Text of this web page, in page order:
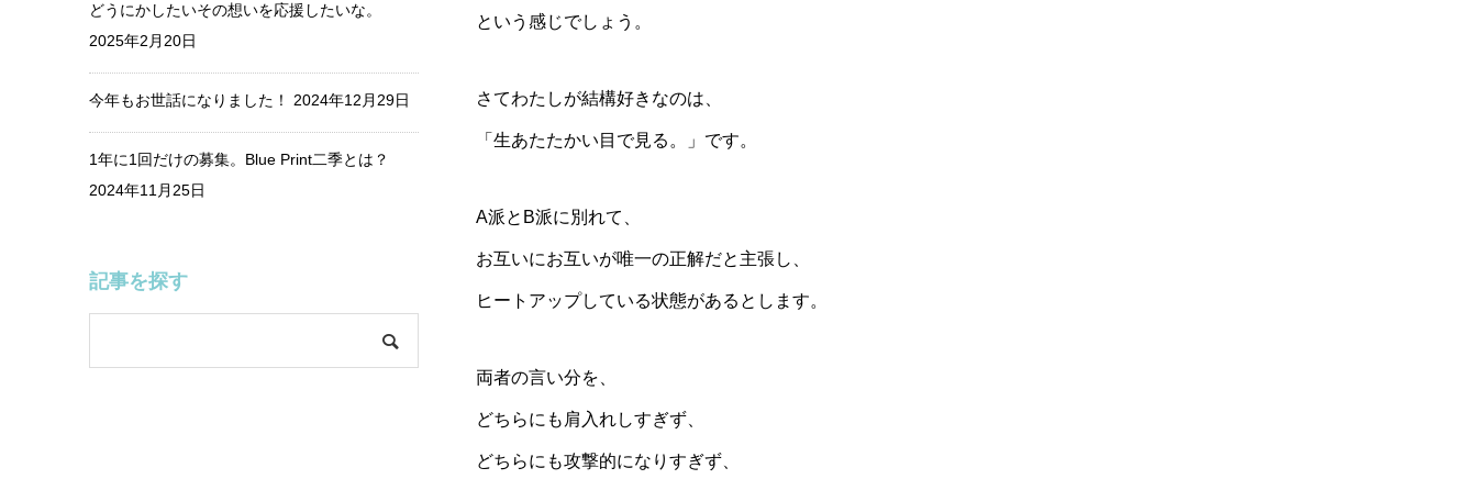
という感じでしょう。
さてわたしが結構好きなのは、
「生あたたかい目で見る。」です。
A派とB派に別れて、
お互いにお互いが唯一の正解だと主張し、
ヒートアップしている状態があるとします。
両者の言い分を、
どちらにも肩入れしすぎず、
どちらにも攻撃的になりすぎず、
どうにかしたいその想いを応援したいな。
2025年2月20日
今年もお世話になりました！ 2024年12月29日
1年に1回だけの募集。Blue Print二季とは？
2024年11月25日
記事を探す